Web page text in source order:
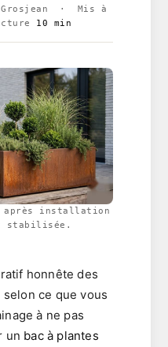
· Mis à
10 min
après installation
stabilisée.
honnête des
ce que vous
à ne pas
un bac à plantes